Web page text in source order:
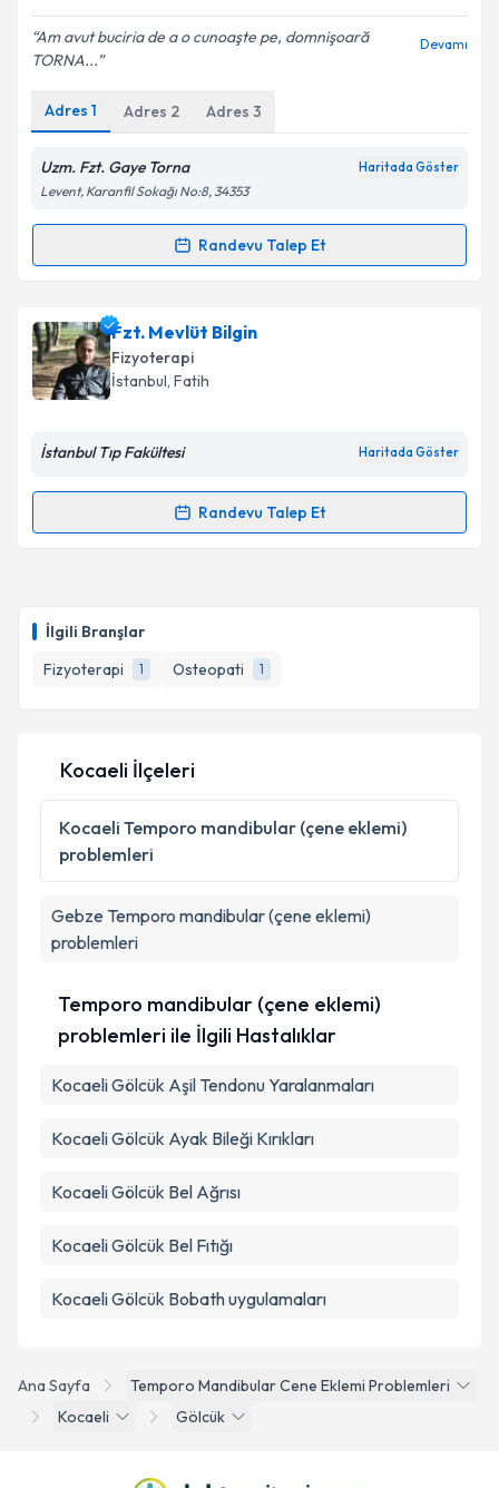
İlgili Branşlar
Fizyoterapi
1 Osteopati 1
Kişisel verilerimin işlenmesine ilişkin
Metni'ni okudum ve kişisel verilerimin belirtilen
kapsamda işlenmesini kabul ediyorum.
Takvim Talebini Gönder
Am avut buciria de a o cunoaşte pe, domnişoară
TORNA...
Devamı
Adres 1 Adres 2 Adres 3
Uzm. Fzt. Gaye Torna Haritada Göster
Levent, Karanfil Sokağı No:8, 34353
Randevu Talep Et
Randevu Takvimi Talebi
Fzt. Gaye Tornaiçin randevu takvimi talebi oluşturun.
Size bu uzmandan randevu almanız için bir takvim
hazırlandığında e-posta ile bilgilendireceğiz.
Kişisel verilerimin işlenmesine ilişkinAydınlatma
Fzt. Mevlüt Bilgin
Fizyoterapi
İstanbul, Fatih
İstanbul Tıp Fakültesi Haritada Göster
Randevu Talep Et
Randevu Takvimi Talebi
takvim hazırlandığında e-posta ile bilgilendireceğiz.
E-posta Adresiniz
Kişisel verilerimin işlenmesine ilişkinAydınlatma
Metni
'ni okudum ve kişisel verilerimin belirtilen
kapsamda işlenmesini kabul ediyorum.
Takvim Talebini Gönder
Ana Sayfa
Temporo Mandibular Cene Eklemi Problemleri
Kocaeli
Gölcük
Kocaeli İlçeleri
Kocaeli Temporo mandibular (çene eklemi)
problemleri
Gebze Temporo mandibular (çene eklemi)
problemleri
Temporo mandibular (çene eklemi)
problemleri ile İlgili Hastalıklar
Kocaeli Gölcük Aşil Tendonu Yaralanmaları
Kocaeli Gölcük Ayak Bileği Kırıkları
Kocaeli Gölcük Bel Ağrısı
Kocaeli Gölcük Bel Fıtığı
Kocaeli Gölcük Bobath uygulamaları